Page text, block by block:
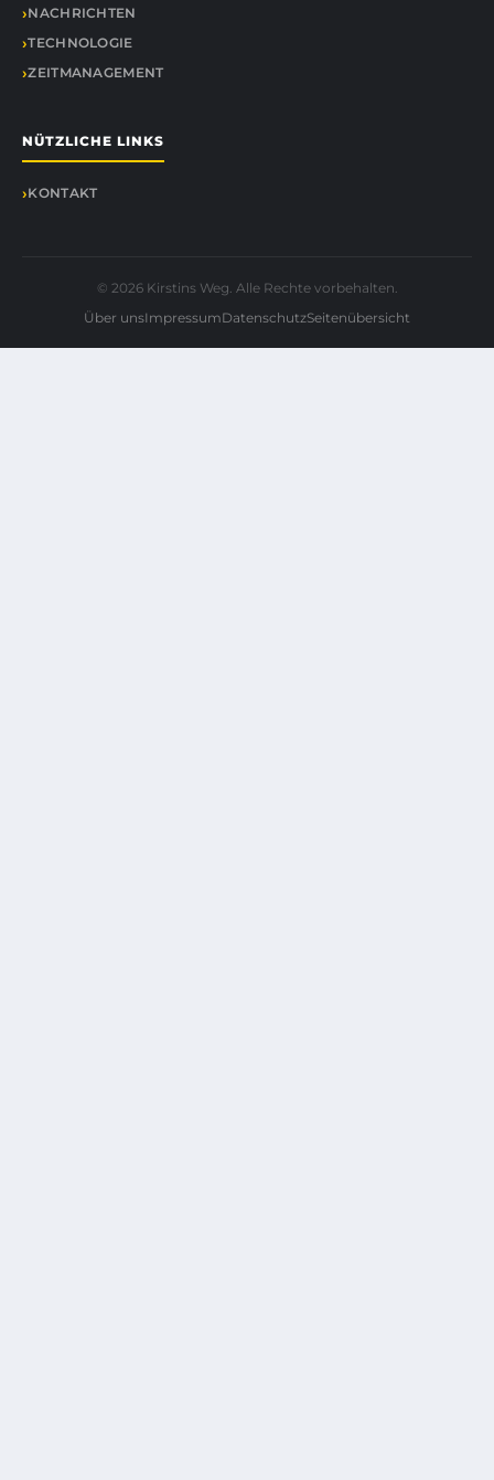
NACHRICHTEN
TECHNOLOGIE
ZEITMANAGEMENT
NÜTZLICHE LINKS
KONTAKT
© 2026 Kirstins Weg. Alle Rechte vorbehalten.
Über unsImpressumDatenschutzSeitenübersicht